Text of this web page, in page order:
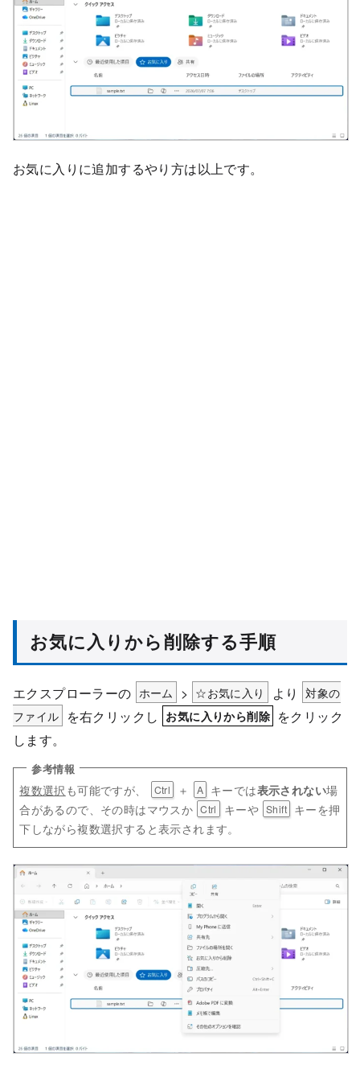
お気に入りに追加するやり方は以上です。
お気に入りから削除する手順
エクスプローラーの ホーム > ☆お気に入り より
対象の
ファイル を右クリックし お気に入りから削除 をクリック
します。
複数選択も可能ですが、 Ctrl ＋ A キーでは表示されない場
合があるので、その時はマウスか Ctrl キーや Shift キーを押
下しながら複数選択すると表示されます。